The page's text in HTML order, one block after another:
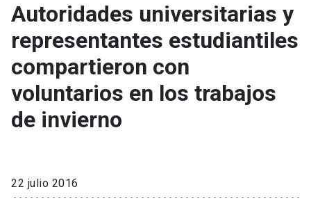
Facultades, escuelas e
institutos
Investigación
Internacionalización
Vinculación
Autoridades universitarias y
representantes estudiantiles
compartieron con
voluntarios en los trabajos
de invierno
22 julio 2016